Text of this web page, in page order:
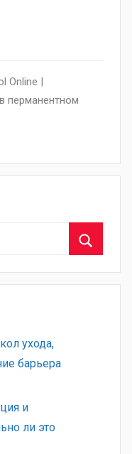
Online |
перманентном
ухода,
барьера
и
ли это